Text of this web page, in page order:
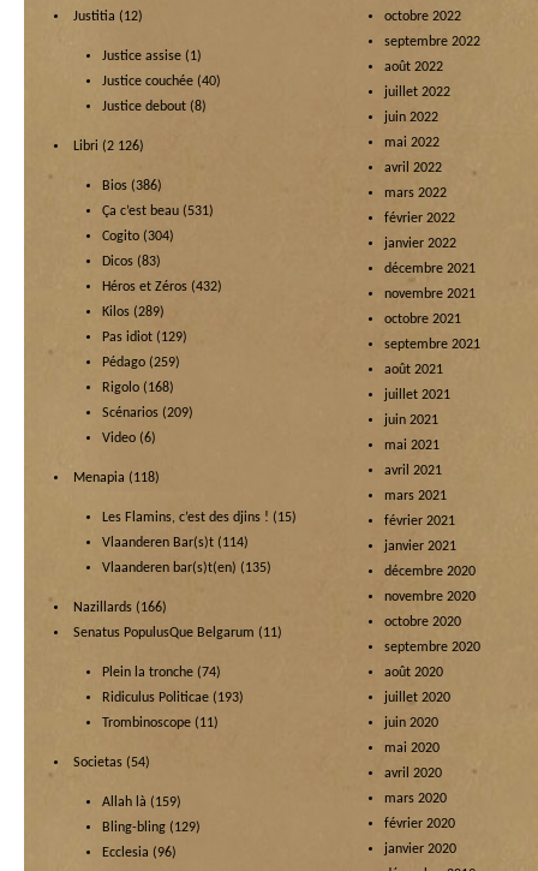
Justitia (12)
Justice assise (1)
Justice couchée (40)
Justice debout (8)
Libri (2 126)
Bios (386)
Ça c’est beau (531)
Cogito (304)
Dicos (83)
Héros et Zéros (432)
Kilos (289)
Pas idiot (129)
Pédago (259)
Rigolo (168)
Scénarios (209)
Video (6)
Menapia (118)
Les Flamins, c’est des djins ! (15)
Vlaanderen Bar(s)t (114)
Vlaanderen bar(s)t(en) (135)
Nazillards (166)
Senatus PopulusQue Belgarum (11)
Plein la tronche (74)
Ridiculus Politicae (193)
Trombinoscope (11)
Societas (54)
Allah là (159)
Bling-bling (129)
Ecclesia (96)
octobre 2022
septembre 2022
août 2022
juillet 2022
juin 2022
mai 2022
avril 2022
mars 2022
février 2022
janvier 2022
décembre 2021
novembre 2021
octobre 2021
septembre 2021
août 2021
juillet 2021
juin 2021
mai 2021
avril 2021
mars 2021
février 2021
janvier 2021
décembre 2020
novembre 2020
octobre 2020
septembre 2020
août 2020
juillet 2020
juin 2020
mai 2020
avril 2020
mars 2020
février 2020
janvier 2020